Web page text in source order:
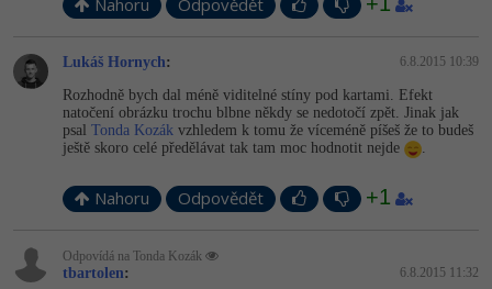
Nahoru Odpovědět
Lukáš Hornych: 6.8.2015 10:39
Rozhodně bych dal méně viditelné stíny pod kartami. Efekt
natočení obrázku trochu blbne někdy se nedotočí zpět. Jinak jak
psal Tonda Kozák vzhledem k tomu že víceméně píšeš že to budeš
ještě skoro celé předělávat tak tam moc hodnotit nejde
.
Nahoru Odpovědět +1
Odpovídá na Tonda Kozák
tbartolen: 6.8.2015 11:32